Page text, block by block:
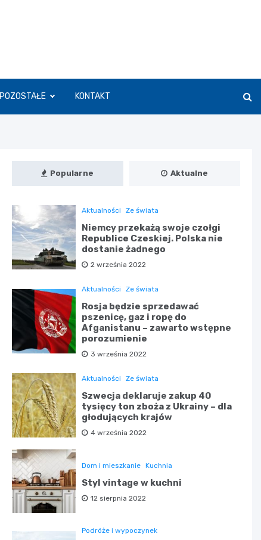
POZOSTAŁE KONTAKT
Popularne Aktualne
Aktualności Ze świata
Niemcy przekażą swoje czołgi
Republice Czeskiej. Polska nie
dostanie żadnego
2 września 2022
Aktualności Ze świata
Rosja będzie sprzedawać
pszenicę, gaz i ropę do
Afganistanu – zawarto wstępne
porozumienie
3 września 2022
Aktualności Ze świata
Szwecja deklaruje zakup 40
tysięcy ton zboża z Ukrainy – dla
głodujących krajów
4 września 2022
Dom i mieszkanie Kuchnia
Styl vintage w kuchni
12 sierpnia 2022
Podróże i wypoczynek